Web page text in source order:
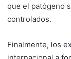
que el patógeno
controlados.
Finalmente, los